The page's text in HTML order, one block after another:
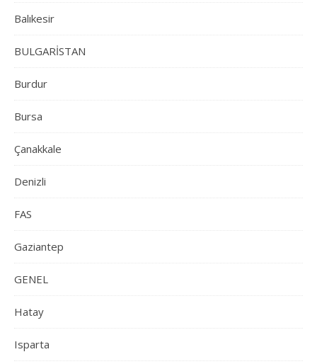
Balıkesir
BULGARİSTAN
Burdur
Bursa
Çanakkale
Denizli
FAS
Gaziantep
GENEL
Hatay
Isparta